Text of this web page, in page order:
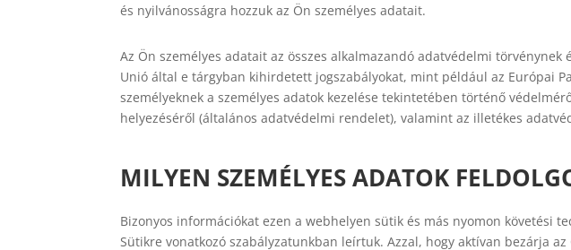
és nyilvánosságra hozzuk az Ön személyes adatait.
Az Ön személyes adatait az összes alkalmazandó adatvédelmi
Unió által e tárgyban kihirdetett jogszabályokat, mint például az Európai
személyeknek a személyes adatok kezelése tekintetében történő
helyezéséről (általános adatvédelmi rendelet), valamint az illetékes
MILYEN SZEMÉLYES ADATOK
Bizonyos információkat ezen a webhelyen sütik és más nyomon követési
Sütikre vonatkozó szabályzatunkban leírtuk. Azzal, hogy aktívan bezárja